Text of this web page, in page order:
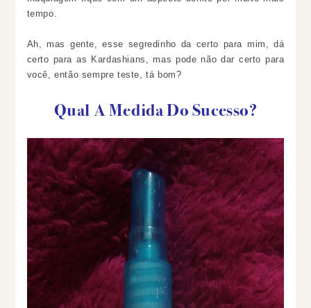
tempo.
Ah, mas gente, esse segredinho da certo para mim, dá
certo para as Kardashians, mas pode não dar certo para
você, então sempre teste, tá bom?
Qual A Medida Do Sucesso?